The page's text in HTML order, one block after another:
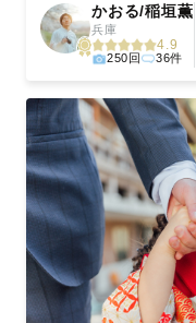
かおる/稲垣薫
兵庫
4.9
250回 36件